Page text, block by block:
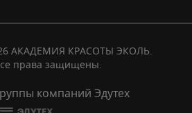
АКАДЕМИЯ КРАСОТЫ ЭКОЛЬ.
права защищены.
компаний Эдутех